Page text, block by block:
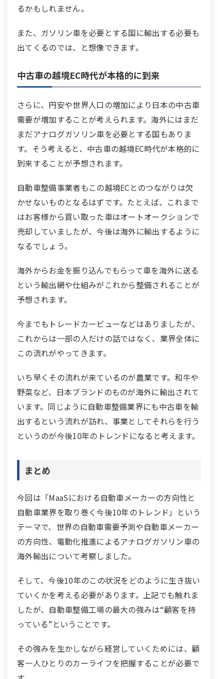
るかもしれません。
また、ガソリン車を必要とする国に輸出する必要も
出てくるのでは、と想像できます。
中古車の越境EC時代が本格的に到来
さらに、円安や世界人口の増加により日本の中古車
需要が増加することが考えられます。海外にはまだ
まだアナログガソリン車を必要とする国もありま
す。そう考えると、中古車の越境EC時代が本格的に
到来することが予想されます。
自動車整備事業者もこの越境ECとのつながりは欠
かせないものとなるはずです。たとえば、これまで
はお客様から買い取った車はオートオークションで
売却していましたが、今後は海外に輸出するように
なるでしょう。
海外からお金を振り込んでもらって車を海外に送る
という輸出網や仕組みがこれから整備されることが
予想されます。
今までもトレードカービューなどはありましたが、
これからは一部の人だけの話ではなく、業界全体に
この流れがやってきます。
いち早くその流れが来ているのが農業です。和牛や
野菜など、日本ブランドのものが海外に輸出されて
います。同じように自動車整備業界にも中古車を輸
出するという流れが訪れ、事業としてそれらを行う
というのが今後10年のトレンドになると考えます。
まとめ
今回は「MaaSにおける自動車メーカーの方向性と
自動車業界を取り巻く今後10年のトレンド」という
テーマで、世界の自動車需要予測や自動車メーカー
の方向性、電動化推進によるアナログガソリン車の
海外輸出について考察しました。
そして、今後10年のこの状況をどのように生き抜い
ていくかを考える必要があります。上記でも触れま
したが、自動車整備工場の最大の強みは“顧客を持
っている”ということです。
その強みを生かしながら経営していくためには、顧
客一人ひとりのカーライフを把握することが必要で